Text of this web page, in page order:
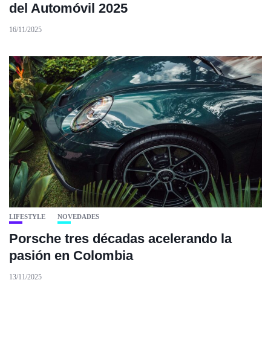
del Automóvil 2025
16/11/2025
LIFESTYLE NOVEDADES
Porsche tres décadas acelerando la
pasión en Colombia
13/11/2025